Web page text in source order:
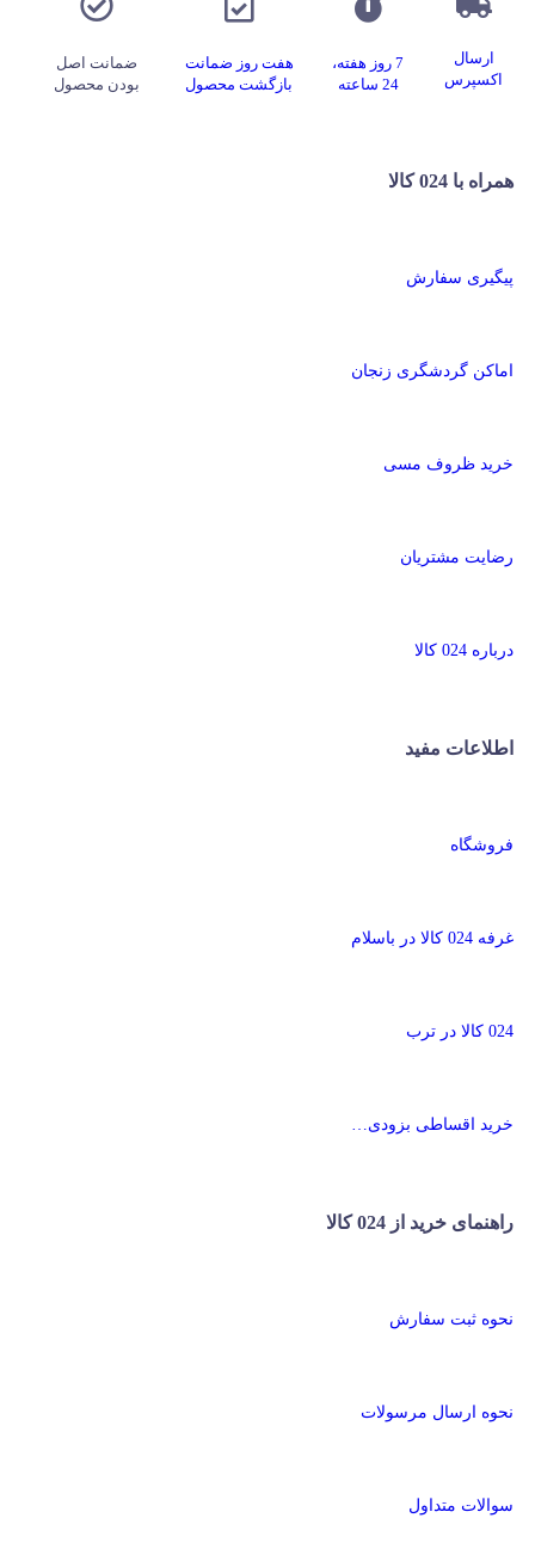
ارسال
اکسپرس
7 روز هفته،
24 ساعته
هفت روز ضمانت
بازگشت محصول
ضمانت اصل
بودن محصول
همراه با 024 کالا
پیگیری سفارش
اماکن گردشگری زنجان
خرید ظروف مسی
رضایت مشتریان
درباره 024 کالا
اطلاعات مفید
فروشگاه
غرفه 024 کالا در باسلام
024 کالا در ترب
خرید اقساطی بزودی…
راهنمای خرید از 024 کالا
نحوه ثبت سفارش
نحوه ارسال مرسولات
سوالات متداول